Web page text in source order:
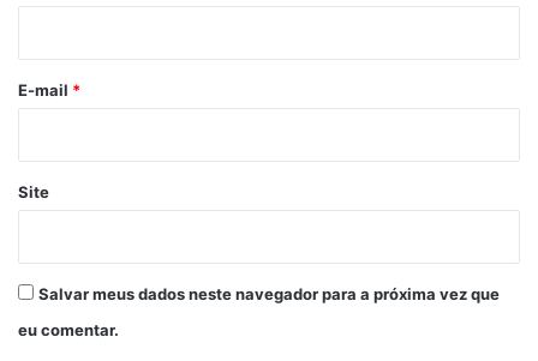
*
E-mail *
Site
Salvar meus dados neste navegador para a próxima vez que
eu comentar.